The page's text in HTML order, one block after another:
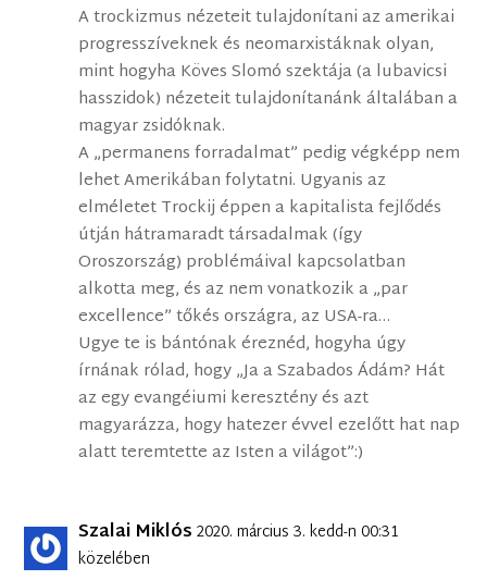
A trockizmus nézeteit tulajdonítani az amerikai
progresszíveknek és neomarxistáknak olyan,
mint hogyha Köves Slomó szektája (a lubavicsi
hasszidok) nézeteit tulajdonítanánk általában a
magyar zsidóknak.
A „permanens forradalmat” pedig végképp nem
lehet Amerikában folytatni. Ugyanis az
elméletet Trockij éppen a kapitalista fejlődés
útján hátramaradt társadalmak (így
Oroszország) problémáival kapcsolatban
alkotta meg, és az nem vonatkozik a „par
excellence” tőkés országra, az USA-ra…
Ugye te is bántónak éreznéd, hogyha úgy
írnának rólad, hogy „Ja a Szabados Ádám? Hát
az egy evangéiumi keresztény és azt
magyarázza, hogy hatezer évvel ezelőtt hat nap
alatt teremtette az Isten a világot”:)
Szalai Miklós 2020. március 3. kedd-n 00:31
közelében